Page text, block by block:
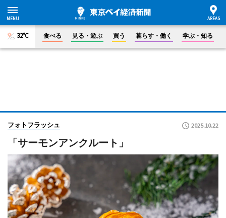
32°C 食べる 見る・遊ぶ 買う 暮らす・働く 学ぶ・知る
フォトフラッシュ 2025.10.22
「サーモンアンクルート」